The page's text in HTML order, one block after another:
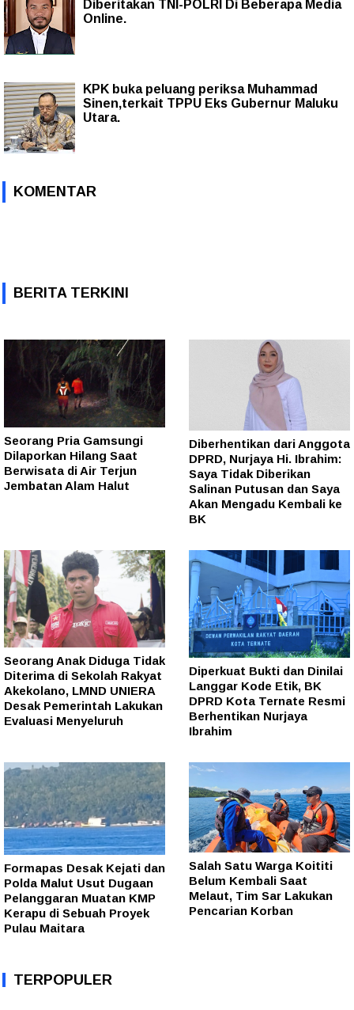
Diberitakan TNI-POLRI Di Beberapa Media
Online.
KPK buka peluang periksa Muhammad
Sinen,terkait TPPU Eks Gubernur Maluku
Utara.
KOMENTAR
BERITA TERKINI
Seorang Pria Gamsungi
Dilaporkan Hilang Saat
Berwisata di Air Terjun
Jembatan Alam Halut
Diberhentikan dari Anggota
DPRD, Nurjaya Hi. Ibrahim:
Saya Tidak Diberikan
Salinan Putusan dan Saya
Akan Mengadu Kembali ke
BK
Seorang Anak Diduga Tidak
Diterima di Sekolah Rakyat
Akekolano, LMND UNIERA
Desak Pemerintah Lakukan
Evaluasi Menyeluruh
Diperkuat Bukti dan Dinilai
Langgar Kode Etik, BK
DPRD Kota Ternate Resmi
Berhentikan Nurjaya
Ibrahim
Formapas Desak Kejati dan
Polda Malut Usut Dugaan
Pelanggaran Muatan KMP
Kerapu di Sebuah Proyek
Pulau Maitara
Salah Satu Warga Koititi
Belum Kembali Saat
Melaut, Tim Sar Lakukan
Pencarian Korban
TERPOPULER